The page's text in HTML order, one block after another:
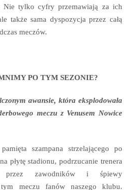
Nie tylko cyfry przemawiają za ich
także sama dyspozycja przez całą
meczów.
PO TYM SEZONIE?
awansie, która eksplodowała
meczu z Venusem Nowice
szampana strzelającego po
płytę stadionu, podrzucanie trenera
przez zawodników i śpiewy
meczu fanów naszego klubu.